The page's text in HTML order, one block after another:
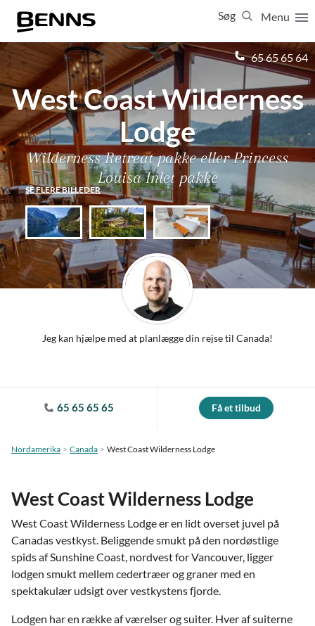
Menu
Søg
65 65 65 64
West Coast Wilderness
Lodge
Wilderness Retreat pakke eller Princess
Louisa Inlet pakke
SE FLERE BILLEDER
Jeg kan hjælpe med at planlægge din rejse til Canada!
65 65 65 65 Få et tilbud
Nordamerika Canada West Coast Wilderness Lodge
West Coast Wilderness Lodge
West Coast Wilderness Lodge er en lidt overset juvel på
Canadas vestkyst. Beliggende smukt på den nordøstlige
spids af Sunshine Coast, nordvest for Vancouver, ligger
lodgen smukt mellem cedertræer og graner med en
spektakulær udsigt over vestkystens fjorde.
Lodgen har en række af værelser og suiter. Hver af suiterne
Luk
Vis resultater for: Alle
Ferierejser
Firma- og temarejser
Studierejser